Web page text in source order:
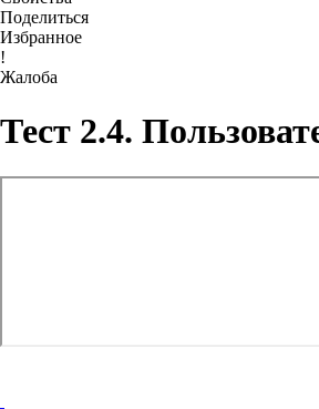
Поделиться
Избранное
!
Жалоба
Тест 2.4.